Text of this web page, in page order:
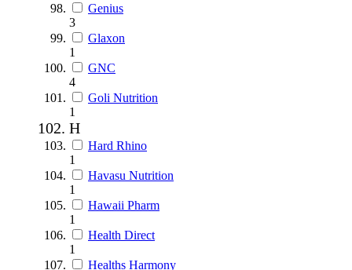
Genius
3
Glaxon
1
GNC
4
Goli Nutrition
1
H
Hard Rhino
1
Havasu Nutrition
1
Hawaii Pharm
1
Health Direct
1
Healths Harmony